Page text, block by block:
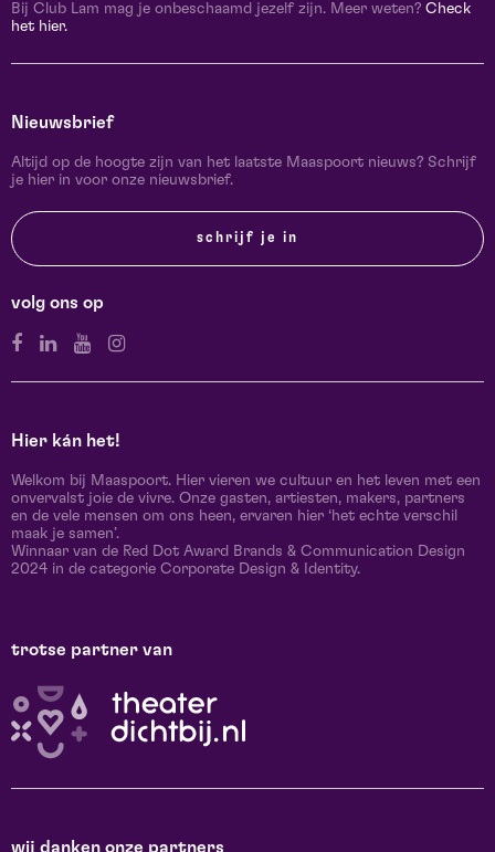
Bij Club Lam mag je onbeschaamd jezelf zijn. Meer weten? Check
het hier.
Nieuwsbrief
Altijd op de hoogte zijn van het laatste Maaspoort nieuws? Schrijf
je hier in voor onze nieuwsbrief.
schrijf je in
volg ons op
Hier kán het!
Welkom bij Maaspoort. Hier vieren we cultuur en het leven met een
onvervalst joie de vivre. Onze gasten, artiesten, makers, partners
en de vele mensen om ons heen, ervaren hier ‘het echte verschil
maak je samen’.
Winnaar van de Red Dot Award Brands & Communication Design
2024 in de categorie Corporate Design & Identity.
trotse partner van
wij danken onze partners